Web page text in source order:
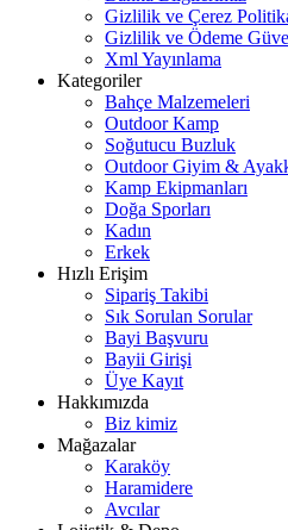
Gizlilik ve Çerez
Gizlilik ve Ödeme
Xml Yayınlama
Kategoriler
Bahçe Malzemeleri
Outdoor Kamp
Soğutucu Buzluk
Outdoor Giyim &
Kamp Ekipmanları
Doğa Sporları
Kadın
Erkek
Hızlı Erişim
Sipariş Takibi
Sık Sorulan Sorular
Bayi Başvuru
Bayii Girişi
Üye Kayıt
Hakkımızda
Biz kimiz
Mağazalar
Karaköy
Haramidere
Avcılar